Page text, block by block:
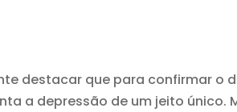
destacar que para confirmar o
a depressão de um jeito único.